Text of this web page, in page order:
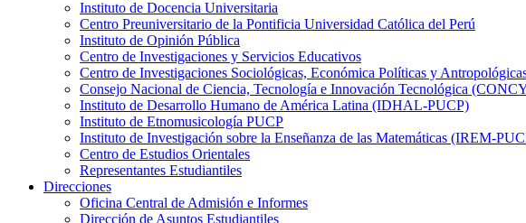
Instituto de Docencia Universitaria
Centro Preuniversitario de la Pontificia Universidad Católica del Perú
Instituto de Opinión Pública
Centro de Investigaciones y Servicios Educativos
Centro de Investigaciones Sociológicas, Económica Políticas y
Consejo Nacional de Ciencia, Tecnología e Innovación Tecnológica
Instituto de Desarrollo Humano de América Latina (IDHAL-PUCP)
Instituto de Etnomusicología PUCP
Instituto de Investigación sobre la Enseñanza de las Matemáticas (IREM-
Centro de Estudios Orientales
Representantes Estudiantiles
Direcciones
Oficina Central de Admisión e Informes
Dirección de Asuntos Estudiantiles